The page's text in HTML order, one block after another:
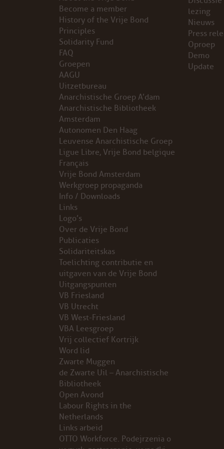
VB FRIESLAND
VB WEST-FRIESLAND
ZWARTE MUGGEN
WERKGROEP ARBEID
WERKGROEP PROPAGANDA
CAMPAGNES
ANARCHISME – EEN INTRODUCTIE
OTTO SLAVEFORCE
JUMBO DISTRIBUTIECENTRA EN OTTO WORKFORCE
PROBLEMY Z AGENCJA… PRACY TYMCZASOWEJ
KUNST-ANARCHISTISCHE DAG BAJEENKOMST
VERKIEZINGEN
BASTION BASTARDS
DE CRISIS VOORBIJ
CODE ZWART
FREE JOCK PALFREEMAN
BUITEN DE ORDE
Become a member
History of the Vrije Bond
Principles
Solidarity Fund
FAQ
Groepen
AAGU
Uitzetbureau
Anarchistische Groep A’dam
Anarchistische Bibliotheek
Amsterdam
Autonomen Den Haag
Leuvense Anarchistische Groep
Ligue Libre, Vrije Bond belgique
Français
Vrije Bond Amsterdam
Werkgroep propaganda
Info / Downloads
Links
Logo’s
Over de Vrije Bond
Publicaties
Solidariteitskas
Toelichting contributie en
uitgaven van de Vrije Bond
Uitgangspunten
VB Friesland
VB Utrecht
VB West-Friesland
VBA Leesgroep
Vrij collectief Kortrijk
Word lid
Zwarte Muggen
de Zwarte Uil – Anarchistische
Bibliotheek
Open Avond
Labour Rights in the
Netherlands
Links arbeid
OTTO Workforce. Podejrzenia o
lezing
Nieuws
Press
Oproep
Demo
Update